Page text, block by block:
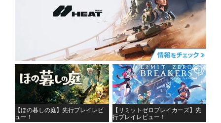
【ほの暮しの庭】先行プレイレビ
ュー！
【リミットゼロブレイカーズ】先
行プレイレビュー！